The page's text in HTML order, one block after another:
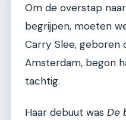
Om de overstap
begrijpen, moeten
Carry Slee, geboren
Amsterdam, begon
tachtig.
Haar debuut was De